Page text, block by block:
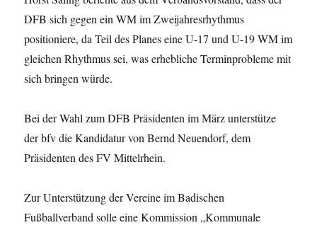
DFB sich gegen ein WM im Zweijahresrhythmus
positioniere, da Teil des Planes eine U-17 und U-19 WM im
gleichen Rhythmus sei, was erhebliche Terminprobleme mit
sich bringen würde.
Bei der Wahl zum DFB Präsidenten im März unterstütze
der bfv die Kandidatur von Bernd Neuendorf, dem
Präsidenten des FV Mittelrhein.
Zur Unterstützung der Vereine im Badischen
Fußballverband solle eine Kommission „Kommunale